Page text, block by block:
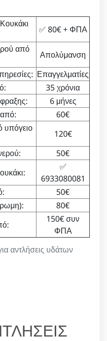
αντλήσεις υδάτων
✅ 80€ + ΦΠΑ
από
Απολύμανση
Επαγγελματίες
35 χρόνια
6 μήνες
60€
120€
50€
✅
6933080081
50€
80€
150€ συν
ΦΠΑ